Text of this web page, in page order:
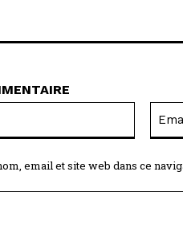
email et site web dans ce